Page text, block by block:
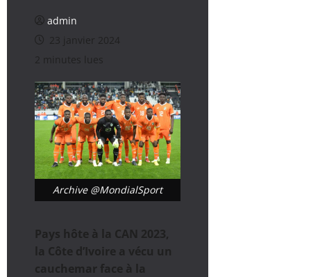
admin
23 janvier 2024
2 minutes lues
Archive @MondialSport
Pays hôte à la CAN 2023,
la Côte d’Ivoire a vécu un
cauchemar face à la